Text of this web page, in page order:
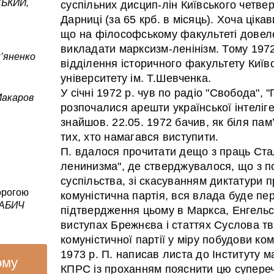
суспільних дисцип-лін Київського
Дарниці (за 65 крб. в місяць). Хоча
що на філософському факультеті
викладати марксизм-ленінізм. Тому
відділення історичного факультету
університету ім. Т.Шевченка.
У січні 1972 р. чув по радіо "Свобода",
розпочалися арешти української
знайшов. 22.05. 1972 бачив, як біля
тих, хто намагався виступити.
П. вдалося прочитати дещо з праць
ленинизма", де стверджувалося, що з
суспільства, зі скасуванням диктатури
комуністична партія, вся влада буде
підтвердження цьому в Маркса,
виступах Брежнєва і статтях Суслова
комуністичної партії у міру побудови
1973 р. П. написав листа до Інституту
КПРС із проханням пояснити цю